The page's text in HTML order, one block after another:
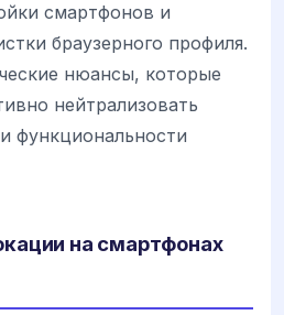
смартфонов и
браузерного профиля.
нюансы, которые
нейтрализовать
функциональности
на смартфонах